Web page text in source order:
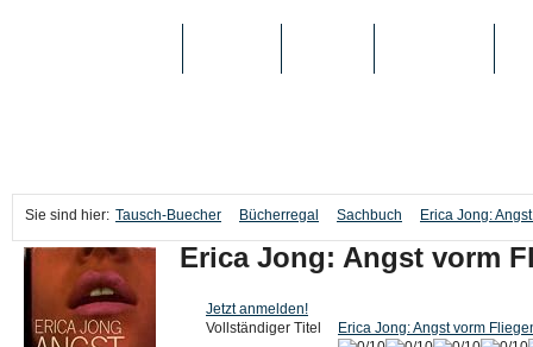
Sie sind hier: Tausch-Buecher Bücherregal Sachbuch Erica Jong:
Erica Jong: Angst vorm
Jetzt anmelden!
Vollständiger Titel
Erica Jong: Angst vorm